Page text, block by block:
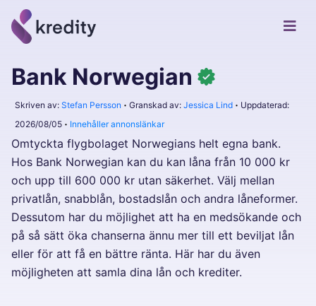
Bank Norwegian
Skriven av: Stefan Persson Granskad av: Jessica Lind
Uppdaterad:
2026/08/05
Innehåller annonslänkar
Omtyckta flygbolaget Norwegians helt egna bank.
Hos Bank Norwegian kan du kan låna från 10 000 kr
och upp till 600 000 kr utan säkerhet. Välj mellan
privatlån, snabblån, bostadslån och andra låneformer.
Dessutom har du möjlighet att ha en medsökande och
på så sätt öka chanserna ännu mer till ett beviljat lån
eller för att få en bättre ränta. Här har du även
möjligheten att samla dina lån och krediter.